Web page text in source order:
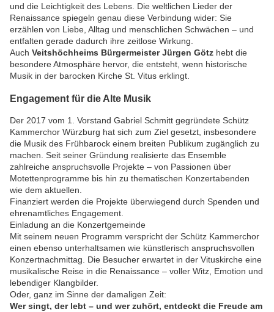
und die Leichtigkeit des Lebens. Die weltlichen Lieder der
Renaissance spiegeln genau diese Verbindung wider: Sie
erzählen von Liebe, Alltag und menschlichen Schwächen – und
entfalten gerade dadurch ihre zeitlose Wirkung.
Auch Veitshöchheims Bürgermeister Jürgen Götz hebt die
besondere Atmosphäre hervor, die entsteht, wenn historische
Musik in der barocken Kirche St. Vitus erklingt.
Engagement für die Alte Musik
Der 2017 vom 1. Vorstand Gabriel Schmitt gegründete Schütz
Kammerchor Würzburg hat sich zum Ziel gesetzt, insbesondere
die Musik des Frühbarock einem breiten Publikum zugänglich zu
machen. Seit seiner Gründung realisierte das Ensemble
zahlreiche anspruchsvolle Projekte – von Passionen über
Motettenprogramme bis hin zu thematischen Konzertabenden
wie dem aktuellen.
Finanziert werden die Projekte überwiegend durch Spenden und
ehrenamtliches Engagement.
Einladung an die Konzertgemeinde
Mit seinem neuen Programm verspricht der Schütz Kammerchor
einen ebenso unterhaltsamen wie künstlerisch anspruchsvollen
Konzertnachmittag. Die Besucher erwartet in der Vituskirche eine
musikalische Reise in die Renaissance – voller Witz, Emotion und
lebendiger Klangbilder.
Oder, ganz im Sinne der damaligen Zeit:
Wer singt, der lebt – und wer zuhört, entdeckt die Freude am